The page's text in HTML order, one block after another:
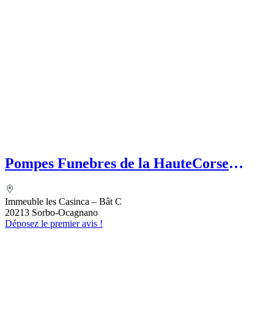
Pompes Funebres de la HauteCorse
MEFETTAR Assia
Immeuble les Casinca – Bât C
20213 Sorbo-Ocagnano
Déposez le premier avis !